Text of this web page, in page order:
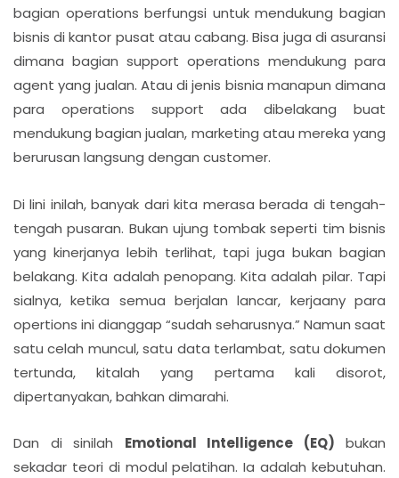
bagian operations berfungsi untuk mendukung bagian
bisnis di kantor pusat atau cabang. Bisa juga di asuransi
dimana bagian support operations mendukung para
agent yang jualan. Atau di jenis bisnia manapun dimana
para operations support ada dibelakang buat
mendukung bagian jualan, marketing atau mereka yang
berurusan langsung dengan customer.
Di lini inilah, banyak dari kita merasa berada di tengah-
tengah pusaran. Bukan ujung tombak seperti tim bisnis
yang kinerjanya lebih terlihat, tapi juga bukan bagian
belakang. Kita adalah penopang. Kita adalah pilar. Tapi
sialnya, ketika semua berjalan lancar, kerjaany para
opertions ini dianggap “sudah seharusnya.” Namun saat
satu celah muncul, satu data terlambat, satu dokumen
tertunda, kitalah yang pertama kali disorot,
dipertanyakan, bahkan dimarahi.
Dan di sinilah Emotional Intelligence (EQ) bukan
sekadar teori di modul pelatihan. Ia adalah kebutuhan.